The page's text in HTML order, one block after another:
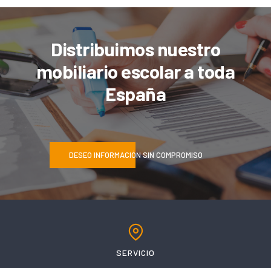
Distribuimos nuestro
mobiliario escolar a toda
España
DESEO INFORMACIÓN SIN COMPROMISO
SERVICIO